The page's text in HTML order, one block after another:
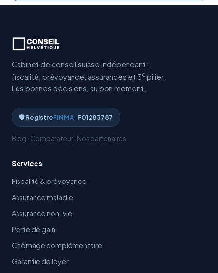
Cabinet de conseil suisse indépendant :
fiscalité, prévoyance, assurances et 3e pilier.
Les bonnes décisions, au bon moment.
🛡️ RegistreFINMA· F01283787
Blog · Comparateur · Nos partenaires
Services
Fiscalité & prévoyance
Assurance maladie
Assurance non-vie
Perte de gain
Chômage complémentaire
Garantie de loyer